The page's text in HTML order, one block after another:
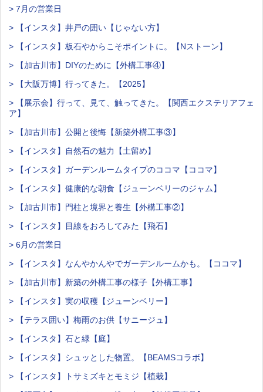
> 7月の営業日
> 【インスタ】井戸の囲い【じゃない方】
> 【インスタ】板石やからこそポイントに。【Nストーン】
> 【加古川市】DIYのために【外構工事④】
> 【大阪万博】行ってきた。【2025】
> 【展示会】行って、見て、触ってきた。【関西エクステリアフェ
ア】
> 【加古川市】公開と後悔【新築外構工事③】
> 【インスタ】自然石の魅力【土留め】
> 【インスタ】ガーデンルームタイプのココマ【ココマ】
> 【インスタ】健康的な朝食【ジューンベリーのジャム】
> 【加古川市】門柱と境界と養生【外構工事②】
> 【インスタ】目線をおろしてみた【飛石】
> 6月の営業日
> 【インスタ】なんやかんやでガーデンルームかも。【ココマ】
> 【加古川市】新築の外構工事の様子【外構工事】
> 【インスタ】実の収穫【ジューンベリー】
> 【テラス囲い】梅雨のお供【サニージュ】
> 【インスタ】石と緑【庭】
> 【インスタ】シュッとした物置。【BEAMSコラボ】
> 【インスタ】トサミズキとモミジ【植栽】